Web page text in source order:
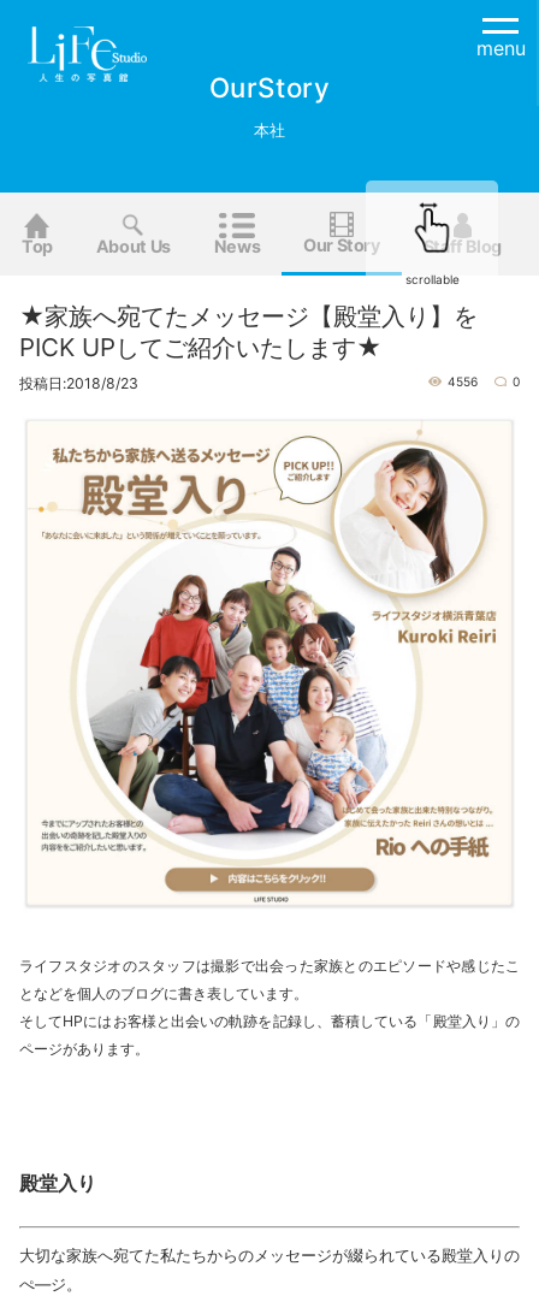
menu
OurStory
本社
Top About Us News Our Story Staff Blog
scrollable
★家族へ宛てたメッセージ【殿堂入り】を
PICK UPしてご紹介いたします★
投稿日:2018/8/23 4556 0
ライフスタジオのスタッフは撮影で出会った家族とのエピソードや感じたこ
となどを個人のブログに書き表しています。
そしてHPにはお客様と出会いの軌跡を記録し、蓄積している「殿堂入り」の
ページがあります。
殿堂入り
大切な家族へ宛てた私たちからのメッセージが綴られている殿堂入りの
ぺ―ジ。